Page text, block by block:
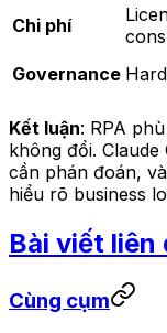
Chi phí
Governance
Kết luận: RPA
không đổi.
cần phán đoán,
hiểu rõ business
Bài viết liên
Cùng cụm